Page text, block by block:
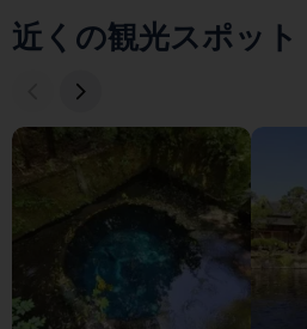
近くの観光スポット